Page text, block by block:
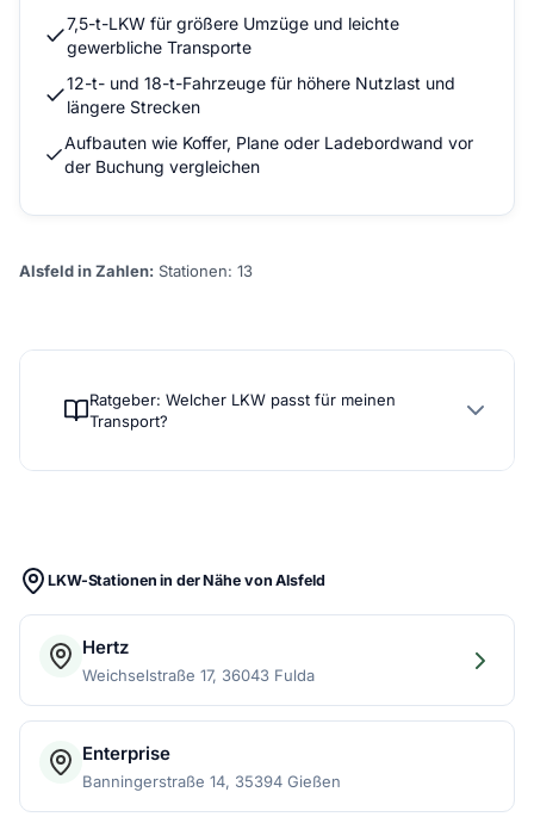
7,5-t-LKW für größere Umzüge und leichte
gewerbliche Transporte
12-t- und 18-t-Fahrzeuge für höhere Nutzlast und
längere Strecken
Aufbauten wie Koffer, Plane oder Ladebordwand vor
der Buchung vergleichen
Alsfeld in Zahlen: Stationen: 13
Ratgeber: Welcher LKW passt für meinen
Transport?
LKW-Stationen in der Nähe von Alsfeld
Hertz
Weichselstraße 17, 36043 Fulda
Enterprise
Banningerstraße 14, 35394 Gießen